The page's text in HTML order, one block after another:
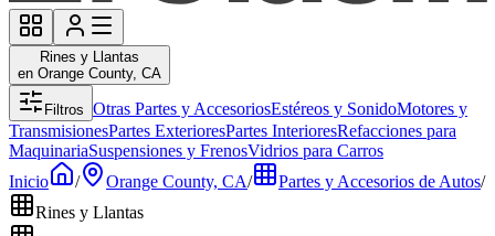
Rines y Llantas
en Orange County, CA
Filtros Otras Partes y AccesoriosEstéreos y SonidoMotores y
TransmisionesPartes ExterioresPartes InterioresRefacciones para
MaquinariaSuspensiones y FrenosVidrios para Carros
Inicio
/ Orange County, CA/ Partes y Accesorios de Autos/
Rines y Llantas